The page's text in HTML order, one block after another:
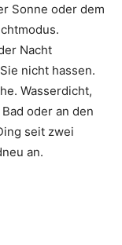
Sonne oder dem
Nacht
nicht hassen.
Wasserdicht,
oder an den
seit zwei
an.